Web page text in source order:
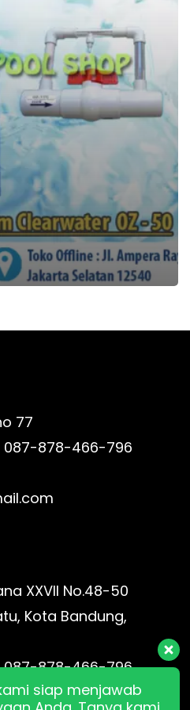
77
878-466-796
XXVII No.48-50
Kota Bandung,
878-466-796
siap menjawab